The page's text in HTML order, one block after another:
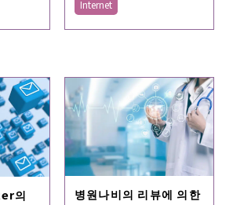
Internet
의
병원나비의 리뷰에 의한